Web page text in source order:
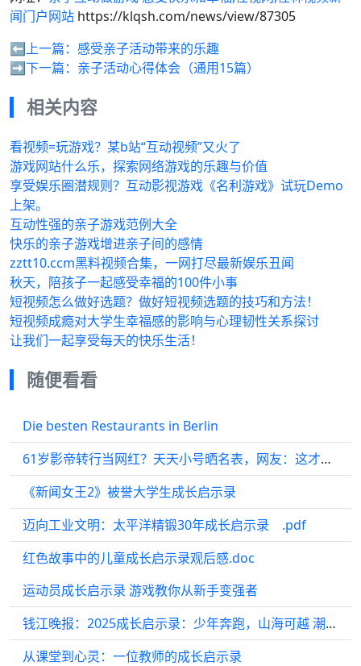
闻门户网站 https://klqsh.com/news/view/87305
⬅️上一篇： 感受亲子活动带来的乐趣
➡️下一篇： 亲子活动心得体会（通用15篇）
相关内容
看视频=玩游戏？某b站“互动视频”又火了
游戏网站什么乐，探索网络游戏的乐趣与价值
享受娱乐圈潜规则？互动影视游戏《名利游戏》试玩Demo
上架。
互动性强的亲子游戏范例大全
快乐的亲子游戏增进亲子间的感情
zztt10.ccm黑料视频合集，一网打尽最新娱乐丑闻
秋天，陪孩子一起感受幸福的100件小事
短视频怎么做好选题？做好短视频选题的技巧和方法！
短视频成瘾对大学生幸福感的影响与心理韧性关系探讨
让我们一起享受每天的快乐生活！
随便看看
Die besten Restaurants in Berlin
61岁影帝转行当网红？天天小号晒名表，网友：这才是真·凡尔赛
《新闻女王2》被誉大学生成长启示录
迈向工业文明：太平洋精锻30年成长启示录 .pdf
红色故事中的儿童成长启示录观后感.doc
运动员成长启示录 游戏教你从新手变强者
钱江晚报：2025成长启示录：少年奔跑，山海可越 潮新闻客户端 记者 姜赟 总有人用“早慧”或“天才”来轻轻盖章一个少年的不凡。然而，当我们回望2025年，便会发觉，任何单一的标签，于少年们而言都过于苍白。 他们共享一个最动人的身份：少年。这是一个生命初初绽放、一切皆有可能的年纪。 《成长读本》重磅推出2025年终策划：牛了！我的“小孩哥”“小孩姐”。我们并非旨在塑造一群遥不可及的“别人家的孩子”...
从课堂到心灵：一位教师的成长启示录